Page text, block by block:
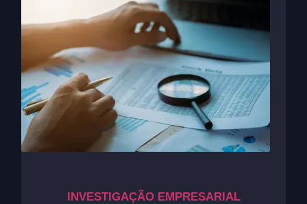
INVESTIGAÇÃO EMPRESARIAL